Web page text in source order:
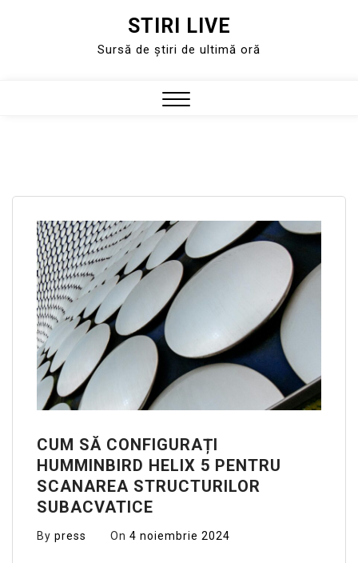
STIRI LIVE
Sursă de știri de ultimă oră
CUM SĂ CONFIGURAȚI
HUMMINBIRD HELIX 5 PENTRU
SCANAREA STRUCTURILOR
SUBACVATICE
By press On 4 noiembrie 2024